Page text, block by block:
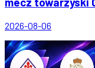
2026-08-06